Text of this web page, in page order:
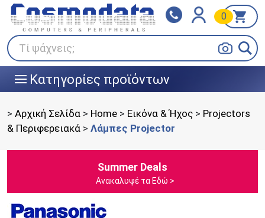
Τί ψάχνεις;
0
||| Κατηγορίες προϊόντων
Klarna
Πληρώστε σε 3
άτοκες δόσεις
BOX NOW
> Αρχική Σελίδα > Home > Εικόνα & Ήχος > Projectors
& Περιφερειακά > Λάμπες Projector
Summer Deals
Ανακαλυψέ τα Εδώ >